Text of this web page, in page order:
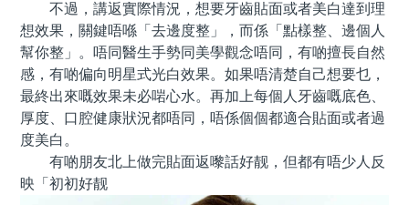
不過，講返實際情況，想要牙齒貼面或者美白達到理
想效果，關鍵唔喺「去邊度整」，而係「點樣整、邊個人
幫你整」。唔同醫生手勢同美學觀念唔同，有啲擅長自然
感，有啲偏向明星式光白效果。如果唔清楚自己想要乜，
最終出來嘅效果未必啱心水。再加上每個人牙齒嘅底色、
厚度、口腔健康狀況都唔同，唔係個個都適合貼面或者過
度美白。
有啲朋友北上做完貼面返嚟話好靓，但都有唔少人反
映「初初好靓